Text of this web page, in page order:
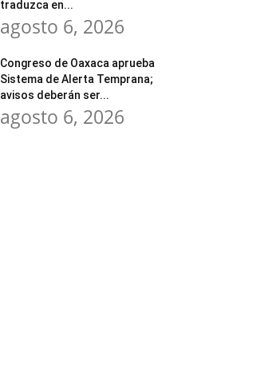
traduzca en...
agosto 6, 2026
Congreso de Oaxaca aprueba
Sistema de Alerta Temprana;
avisos deberán ser...
agosto 6, 2026